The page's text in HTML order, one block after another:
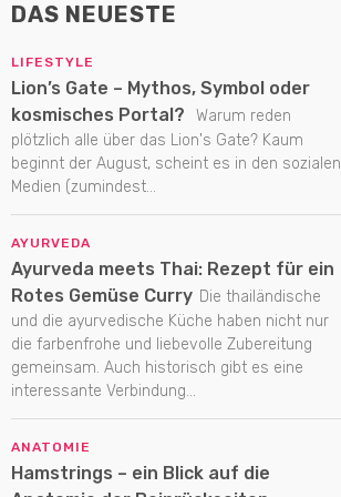
DAS NEUESTE
LIFESTYLE
Lion’s Gate – Mythos, Symbol oder
kosmisches Portal?
Warum reden
plötzlich alle über das Lion's Gate? Kaum
beginnt der August, scheint es in den sozialen
Medien (zumindest...
AYURVEDA
Ayurveda meets Thai: Rezept für ein
Rotes Gemüse Curry Die thailändische
und die ayurvedische Küche haben nicht nur
die farbenfrohe und liebevolle Zubereitung
gemeinsam. Auch historisch gibt es eine
interessante Verbindung...
ANATOMIE
Hamstrings – ein Blick auf die